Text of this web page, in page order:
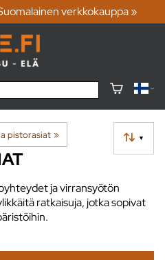
verkkokauppa »
pistorasiat ‪» ▼
ja virransyötön
ratkaisuja, jotka sopivat